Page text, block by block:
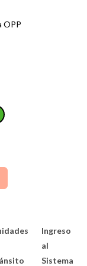
OPP
Ingreso
al
Sistema